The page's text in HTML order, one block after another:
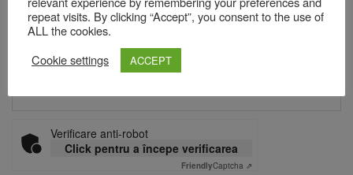
Email*
Site web
Verificare anti-robot
Click pentru a începe verificarea
FriendlyCaptcha ⇗
repeat visits. By clicking “Accept”, you consent to the use of
ALL the cookies.
Cookie settings
ACCEPT